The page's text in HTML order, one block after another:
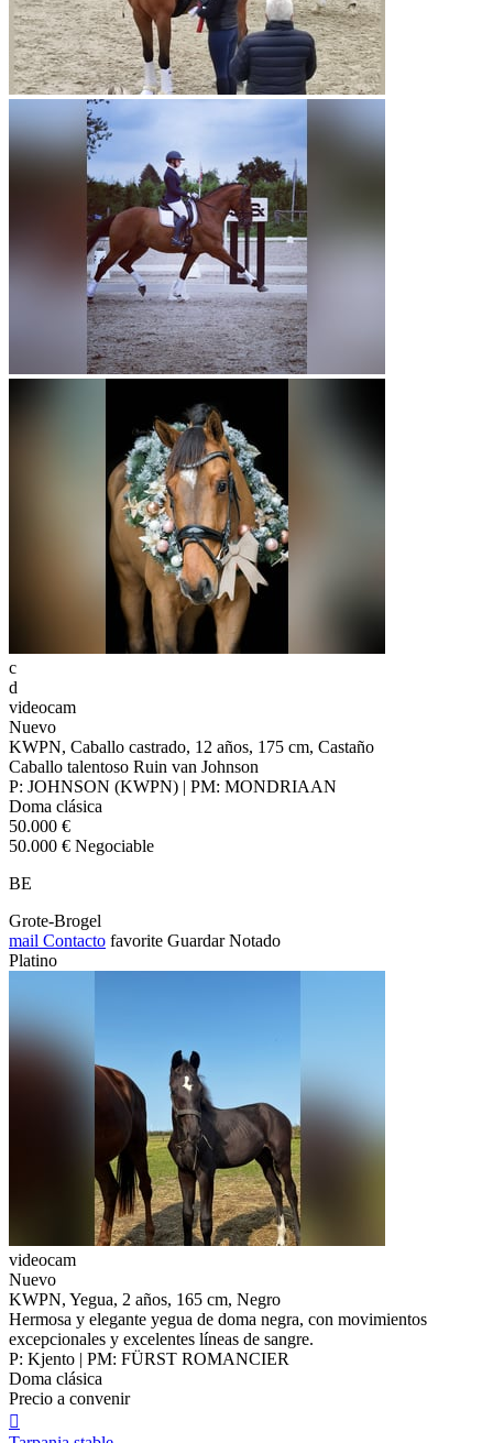
c
d
videocam
Nuevo
KWPN, Caballo castrado, 12 años, 175 cm, Castaño
Caballo talentoso Ruin van Johnson
P: JOHNSON (KWPN) | PM: MONDRIAAN
Doma clásica
50.000 €
50.000 € Negociable
BE
Grote-Brogel
mail Contacto favorite Guardar Notado
Platino
videocam
Nuevo
KWPN, Yegua, 2 años, 165 cm, Negro
Hermosa y elegante yegua de doma negra, con movimientos
excepcionales y excelentes líneas de sangre.
P: Kjento | PM: FÜRST ROMANCIER
Doma clásica
Precio a convenir
